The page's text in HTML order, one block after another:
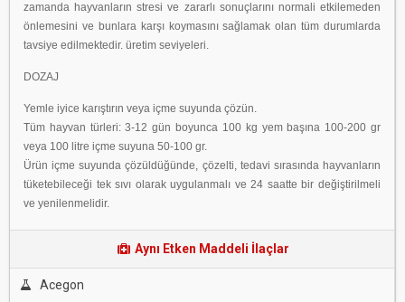
zamanda hayvanların stresi ve zararlı sonuçlarını normali etkilemeden
önlemesini ve bunlara karşı koymasını sağlamak olan tüm durumlarda
tavsiye edilmektedir. üretim seviyeleri.
DOZAJ
Yemle iyice karıştırın veya içme suyunda çözün.
Tüm hayvan türleri: 3-12 gün boyunca 100 kg yem başına 100-200 gr
veya 100 litre içme suyuna 50-100 gr.
Ürün içme suyunda çözüldüğünde, çözelti, tedavi sırasında hayvanların
tüketebileceği tek sıvı olarak uygulanmalı ve 24 saatte bir değiştirilmeli
ve yenilenmelidir.
Aynı Etken Maddeli İlaçlar
Acegon